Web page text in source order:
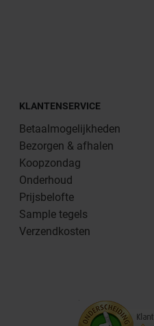
KLANTENSERVICE
Betaalmogelijkheden
Bezorgen & afhalen
Koopzondag
Onderhoud
Prijsbelofte
Sample tegels
Verzendkosten